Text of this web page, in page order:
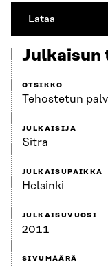
Lataa
Julkaisun
OTSIKKO
Tehostetun
JULKAISIJA
Sitra
JULKAISUPAIKKA
Helsinki
JULKAISUVUOSI
2011
SIVUMÄÄRÄ